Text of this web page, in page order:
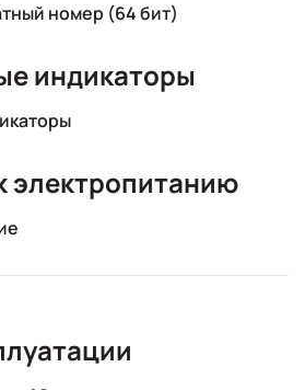
номер (64 бит)
индикаторы
электропитанию